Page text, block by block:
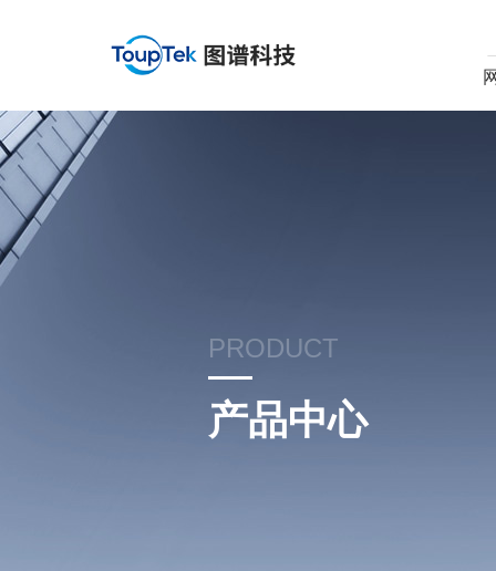
PRODUCT
产品中心